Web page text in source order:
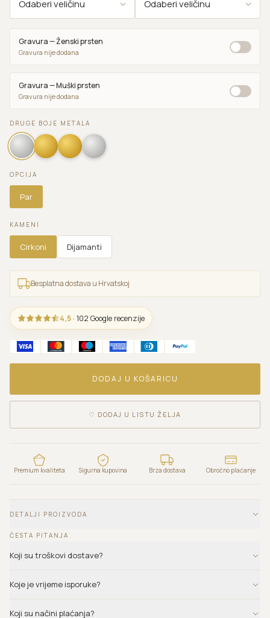
Gravura — Ženski prsten
Gravura nije dodana
Gravura — Muški prsten
Gravura nije dodana
DRUGE BOJE METALA
OPCIJA
Par
KAMENI
Cirkoni Dijamanti
Besplatna dostava u Hrvatskoj
4,5 · 102 Google recenzije
DODAJ U KOŠARICU
♡ DODAJ U LISTU ŽELJA
Premium kvaliteta Sigurna kupovina Brza dostava Obročno plaćanje
DETALJI PROIZVODA
ČESTA PITANJA
Koji su troškovi dostave?
Koje je vrijeme isporuke?
Koji su načini plaćanja?